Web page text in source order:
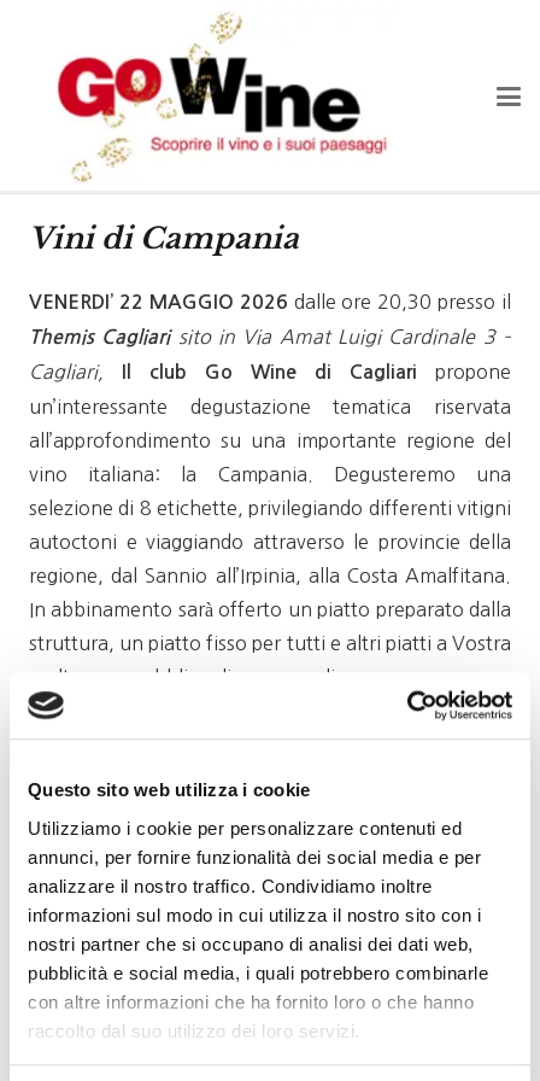
Questo sito web utilizza i cookie
Utilizziamo i cookie per personalizzare contenuti ed
annunci, per fornire funzionalità dei social media e per
analizzare il nostro traffico. Condividiamo inoltre
informazioni sul modo in cui utilizza il nostro sito con i
nostri partner che si occupano di analisi dei dati web,
pubblicità e social media, i quali potrebbero combinarle
con altre informazioni che ha fornito loro o che hanno
raccolto dal suo utilizzo dei loro servizi.
Vini di Campania
VENERDI’ 22 MAGGIO 2026 dalle ore 20,30 presso il
Themis Cagliarisito in Via Amat Luigi Cardinale 3 –
Cagliari,
Il club Go Wine di Cagliari propone
un’interessante degustazione tematica riservata
all’approfondimento su una importante regione del
vino italiana: la Campania. Degusteremo una
selezione di 8 etichette, privilegiando differenti vitigni
autoctoni e viaggiando attraverso le provincie della
regione, dal Sannio all’Irpinia, alla Costa Amalfitana.
In abbinamento sarà offerto un piatto preparato dalla
struttura, un piatto fisso per tutti e altri piatti a Vostra
scelta senza obbligo di consumarli.
I posti sono limitati ed è necessaria la prenotazione
contattando la sede di Go Wine o la delegata Gemmy
Carroni (cell. 347 0024276 e-mail
geltrudecarroni@gmail.com)entro giovedì 21 maggio
Per coloro che si assoceranno a Go Wine durante